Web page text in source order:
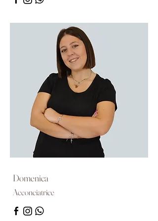
Domenica
Acconciatrice